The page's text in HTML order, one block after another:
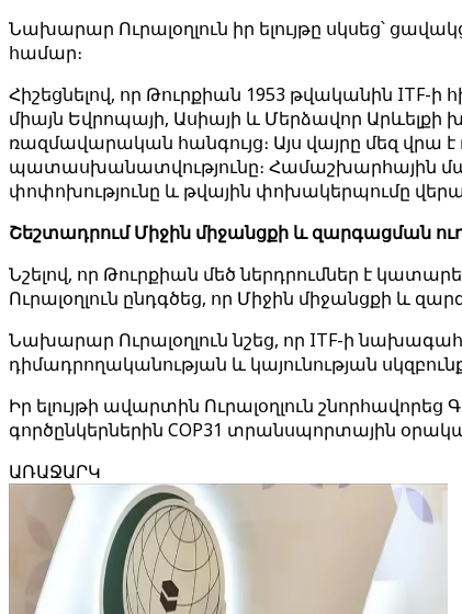
Նախարար Ուրալօղլուն իր ելույթը սկսեց՝
համար։
Հիշեցնելով, որ Թուրքիան 1953 թվականին ITF-
միայն Եվրոպայի, Ասիայի և Մերձավոր
ռազմավարական հանգույց։ Այս վայրը մեզ
պատասխանատվությունը։ Համաշխարհային
փոփոխությունը և թվային փոխակերպումը
Շեշտադրում Միջին միջանցքի և զարգացման
Նշելով, որ Թուրքիան մեծ ներդրումներ է
Ուրալօղլուն ընդգծեց, որ Միջին միջանցքի և
Նախարար Ուրալօղլուն նշեց, որ ITF-ի
դիմադրողականության և կայունության
Իր ելույթի ավարտին Ուրալօղլուն
գործընկերներին COP31 տրանսպորտային
ԱՌԱՋԱՐԿ